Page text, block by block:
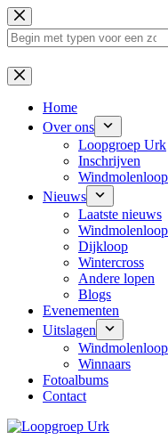
Ga
naar
de
Geen
resultaten
Home
Over ons
Loopgroep Urk
Inschrijven
Windmolenloop
Nieuws
Laatste nieuws
Windmolenloop
Dijkloop
Wintercross
Andere lopen
Blogs
Evenementen
Uitslagen
Windmolenloop
Winnaars
Fotoalbums
Contact